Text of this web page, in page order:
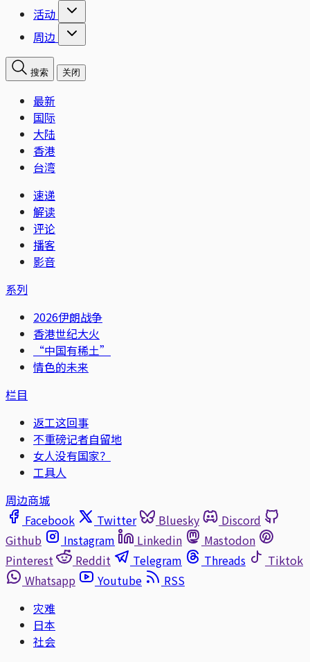
活动
周边
搜索 关闭
最新
国际
大陆
香港
台湾
速递
解读
评论
播客
影音
系列
2026伊朗战争
香港世纪大火
“中国有稀土”
情色的未来
栏目
返工这回事
不重磅记者自留地
女人没有国家？
工具人
周边商城
Facebook
Twitter Bluesky
Discord
Github
Instagram Linkedin
Mastodon
Pinterest
Reddit Telegram Threads
Tiktok
Whatsapp
Youtube
RSS
灾难
日本
社会